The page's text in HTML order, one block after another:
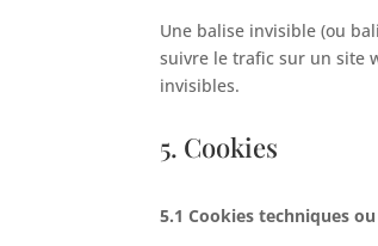
Une balise invisible (ou
suivre le trafic sur un site
invisibles.
5. Cookies
5.1 Cookies techniques